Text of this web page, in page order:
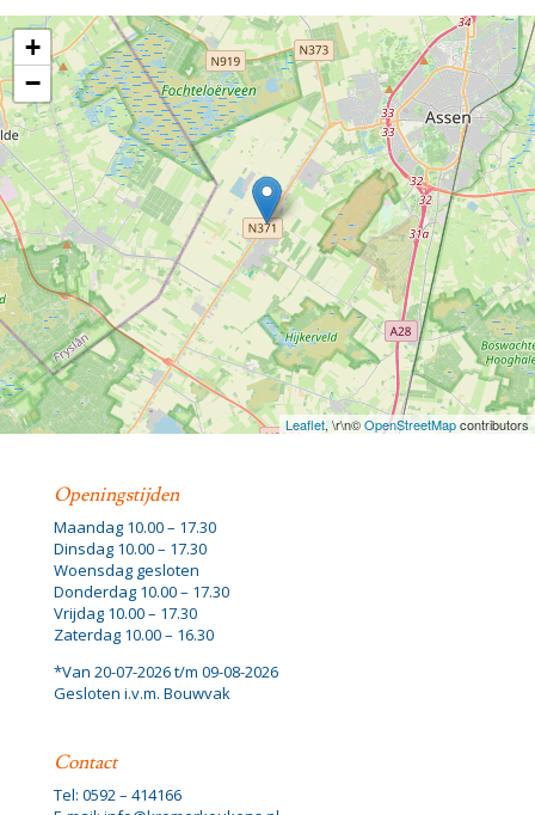
+
−
Leaflet, \r\n©OpenStreetMapcontributors
Openingstijden
Maandag 10.00 – 17.30
Dinsdag 10.00 – 17.30
Woensdag gesloten
Donderdag 10.00 – 17.30
Vrijdag 10.00 – 17.30
Zaterdag 10.00 – 16.30
*Van 20-07-2026 t/m 09-08-2026
Gesloten i.v.m. Bouwvak
Contact
Tel: 0592 – 414166